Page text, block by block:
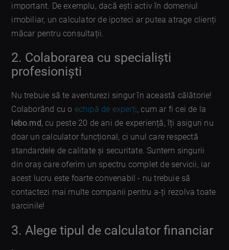
important. De exemplu, dacă ești activ în domeniul
imobiliar, un calculator de ipoteci ar putea atrage clienți
măcar pentru consultații.
2. Colaborarea cu specialiști
profesioniști
Nu trebuie să te aventurezi singur în această călătorie!
Colaborând cu o echipă de experți, cum ar fi cei de la
lebo.md, cu peste 20 de ani de experiență, îți asiguri nu
doar un calculator funcțional, ci unul care respectă
standardele de calitate și securitate. Suntem singurii
din oraș care oferim un spectru complet de servicii, iar
acest lucru este foarte convenabil - nu trebuie să
contactezi mai multe companii pentru a-ți rezolva toate
sarcinile!
3. Alege tipul de calculator financiar